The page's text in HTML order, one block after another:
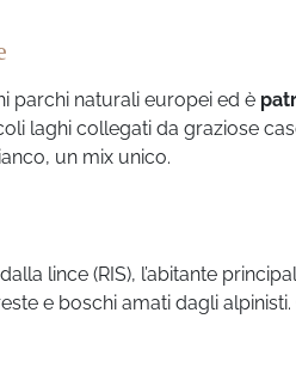
parchi naturali europei ed è
laghi collegati da graziose
un mix unico.
lince (RIS), l’abitante
e boschi amati dagli